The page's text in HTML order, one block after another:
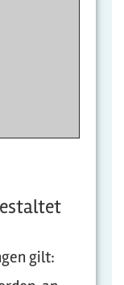
gilt: